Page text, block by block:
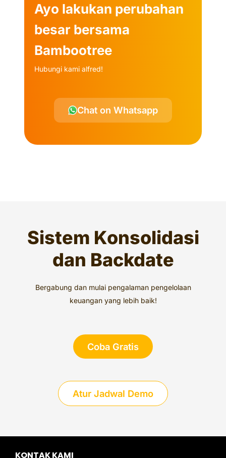
Ayo lakukan perubahan
besar bersama
Bambootree
Hubungi kami alfred!
Chat on Whatsapp
Sistem Konsolidasi
dan Backdate
Bergabung dan mulai pengalaman pengelolaan
keuangan yang lebih baik!
Coba Gratis
Atur Jadwal Demo
KONTAK KAMI